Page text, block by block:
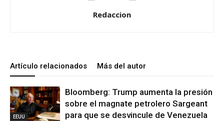
Redaccion
Artículo relacionados Más del autor
EEUU
Bloomberg: Trump aumenta la presión
sobre el magnate petrolero Sargeant
para que se desvincule de Venezuela